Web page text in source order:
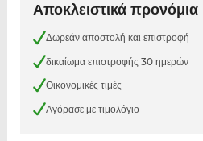
Αποκλειστικά
Δωρεάν αποστολή και επιστροφή
δικαίωμα επιστροφής 30 ημερών
Οικονομικές τιμές
Αγόρασε με τιμολόγιο